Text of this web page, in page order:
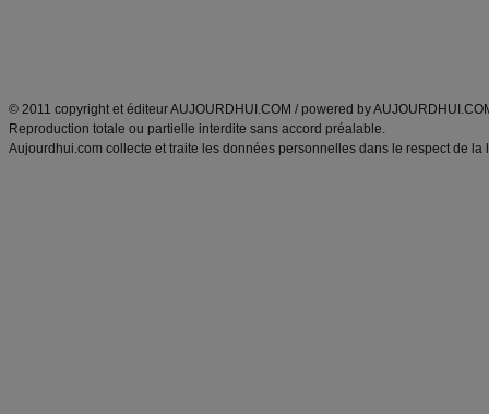
© 2011 copyright et éditeur AUJOURDHUI.COM / powered by
Reproduction totale ou partielle interdite sans accord préalable.
Aujourdhui.com collecte et traite les données personnelles dans le respect de